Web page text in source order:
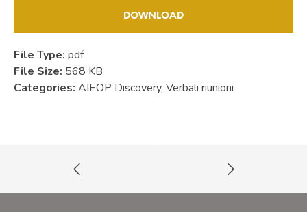
DOWNLOAD
File Type: pdf
File Size: 568 KB
Categories: AIEOP Discovery, Verbali riunioni